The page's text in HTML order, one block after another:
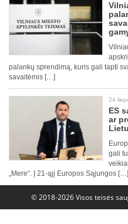
palankų sprendimą, kuris gali tapti
savaitėmis […]
24
ES
ar
gali
„Mere“. Į 21-ąjį Europos Sąjungos […]
© 2018-2026 Visos teisės